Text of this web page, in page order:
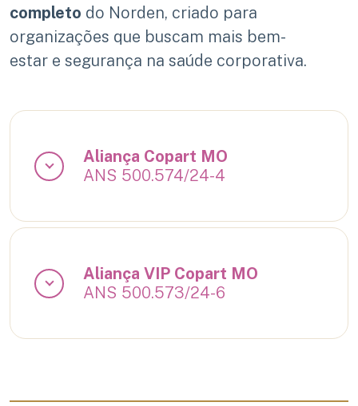
completo do Norden, criado para
organizações que buscam mais bem-
estar e segurança na saúde corporativa.
Aliança Copart MO
ANS 500.574/24-4
Aliança VIP Copart MO
ANS 500.573/24-6